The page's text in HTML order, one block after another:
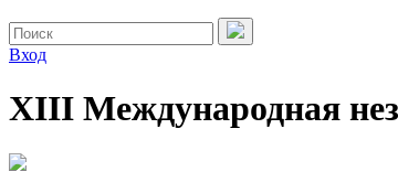
Вход
XIII Международная